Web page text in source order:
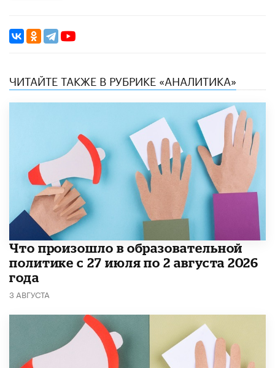
ЧИТАЙТЕ ТАКЖЕ В РУБРИКЕ «АНАЛИТИКА»
​Что произошло в образовательной
политике с 27 июля по 2 августа 2026
года
3 АВГУСТА